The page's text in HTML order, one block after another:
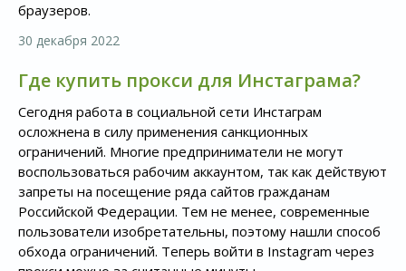
браузеров.
30 декабря 2022
Где купить прокси для Инстаграма?
Сегодня работа в социальной сети Инстаграм
осложнена в силу применения санкционных
ограничений. Многие предприниматели не могут
воспользоваться рабочим аккаунтом, так как действуют
запреты на посещение ряда сайтов гражданам
Российской Федерации. Тем не менее, современные
пользователи изобретательны, поэтому нашли способ
обхода ограничений. Теперь войти в Instagram через